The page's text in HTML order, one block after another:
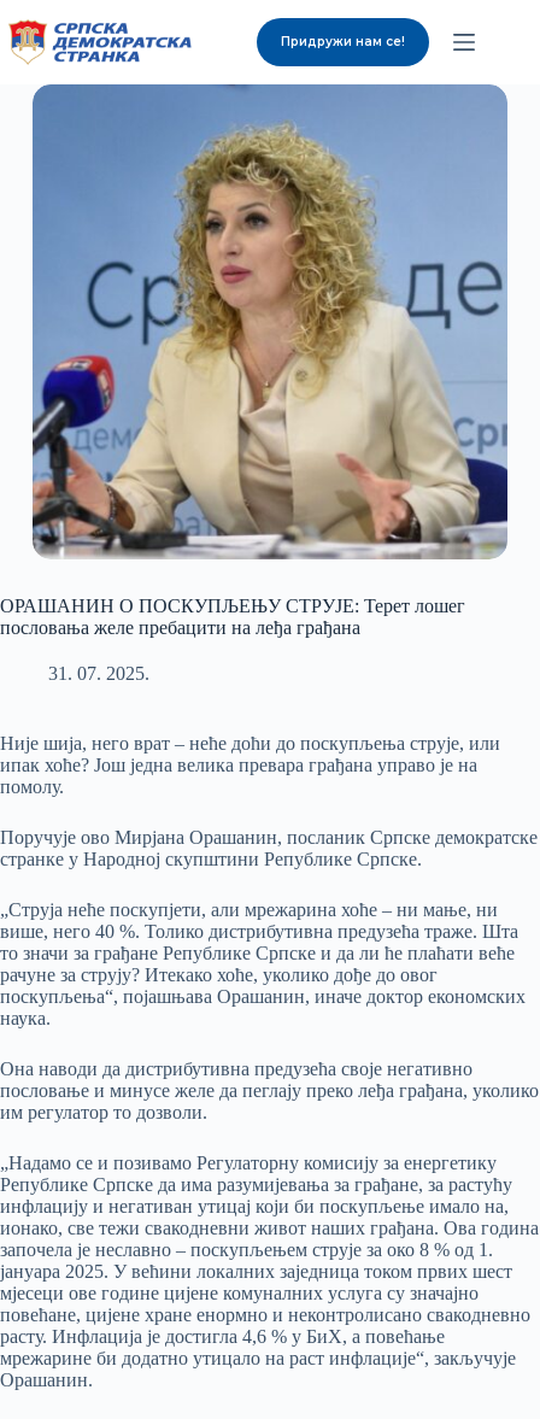
Органи странке
Изабрани представници
Придружи нам се!
ОРАШАНИН О ПОСКУПЉЕЊУ СТРУЈЕ: Терет лошег
пословања желе пребацити на леђа грађана
31. 07. 2025.
Није шија, него врат – неће доћи до поскупљења струје, или
ипак хоће? Још једна велика превара грађана управо је на
помолу.
Поручује ово Мирјана Орашанин, посланик Српске демократске
странке у Народној скупштини Републике Српске.
„Струја неће поскупјети, али мрежарина хоће – ни мање, ни
више, него 40 %. Толико дистрибутивна предузећа траже. Шта
то значи за грађане Републике Српске и да ли ће плаћати веће
рачуне за струју? Итекако хоће, уколико дође до овог
поскупљења“, појашњава Орашанин, иначе доктор економских
наука.
Она наводи да дистрибутивна предузећа своје негативно
пословање и минусе желе да пеглају преко леђа грађана, уколико
им регулатор то дозволи.
„Надамо се и позивамо Регулаторну комисију за енергетику
Републике Српске да има разумијевања за грађане, за растућу
инфлацију и негативан утицај који би поскупљење имало на,
ионако, све тежи свакодневни живот наших грађана. Ова година
започела је неславно – поскупљењем струје за око 8 % од 1.
јануара 2025. У већини локалних заједница током првих шест
мјесеци ове године цијене комуналних услуга су значајно
повећане, цијене хране енормно и неконтролисано свакодневно
расту. Инфлација је достигла 4,6 % у БиХ, а повећање
мрежарине би додатно утицало на раст инфлације“, закључује
Орашанин.